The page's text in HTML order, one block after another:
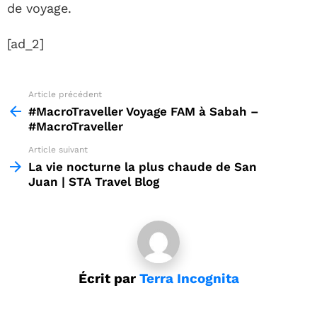
de voyage.
[ad_2]
more
Article précédent
#MacroTraveller Voyage FAM à Sabah –
#MacroTraveller
Article suivant
La vie nocturne la plus chaude de San
Juan | STA Travel Blog
Écrit par Terra Incognita